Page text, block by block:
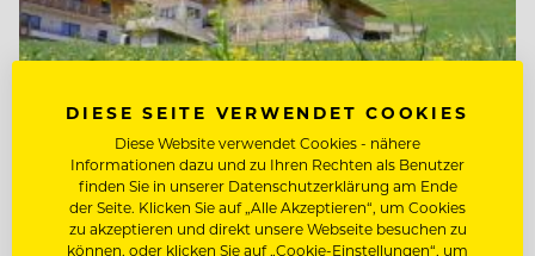
TOP ARBEITGEBER
Mount Med Resort
DIESE SEITE VERWENDET COOKIES
Diese Website verwendet Cookies - nähere
Informationen dazu und zu Ihren Rechten als Benutzer
finden Sie in unserer Datenschutzerklärung am Ende
der Seite. Klicken Sie auf „Alle Akzeptieren“, um Cookies
zu akzeptieren und direkt unsere Webseite besuchen zu
können, oder klicken Sie auf „Cookie-Einstellungen“, um